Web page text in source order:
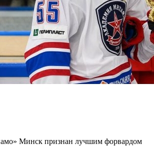
Минск признан лучшим форвардом